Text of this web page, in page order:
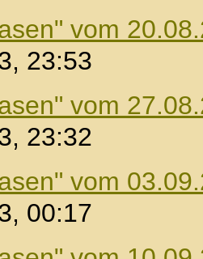
vom
23:53
vom
23:32
vom
00:17